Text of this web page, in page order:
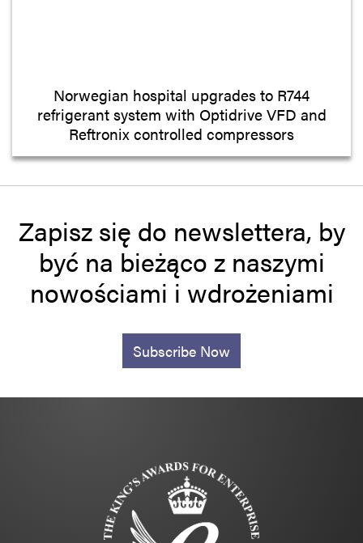
Norwegian hospital upgrades to R744
refrigerant system with Optidrive VFD and
Reftronix controlled compressors
Zapisz się do newslettera, by
być na bieżąco z naszymi
nowościami i wdrożeniami
Subscribe Now